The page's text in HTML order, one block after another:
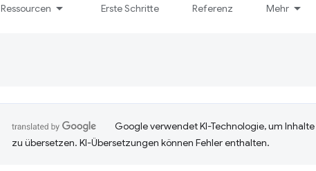
Ressourcen Erste Schritte Referenz Mehr
Google verwendet KI-Technologie, um
zu übersetzen. KI-Übersetzungen können Fehler enthalten.